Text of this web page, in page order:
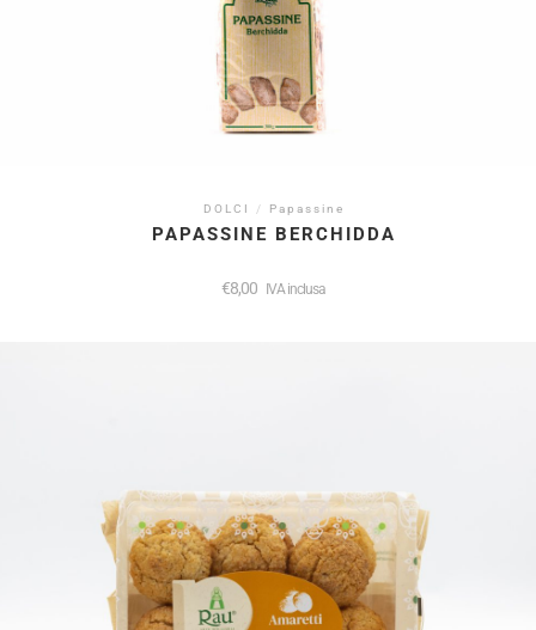
DOLCI / Papassine
PAPASSINE BERCHIDDA
€8,00 IVA inclusa